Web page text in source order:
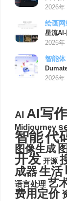
2026年
绘画网
星流
2026年
智能体
2026年
AI AI写作
Midjourney
智能代
图像生成
开发 开源
成器生活
语言处理 艺
费用定价